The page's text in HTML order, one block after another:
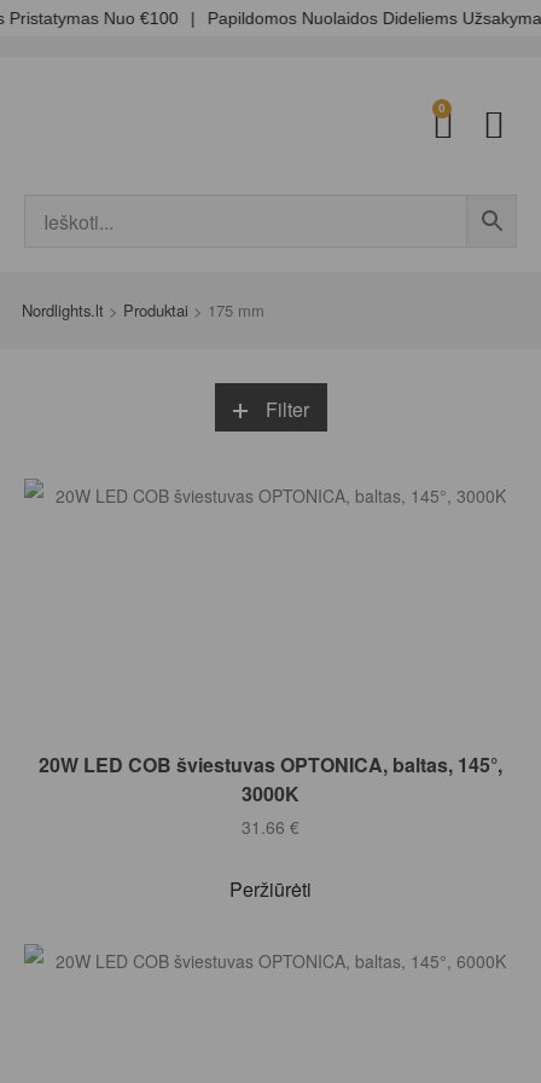
Nuo €100 Papildomos Nuolaidos Dideliems
0
Nordlights.lt > Produktai > 175 mm
Filter
Į KREPŠELĮ
20W LED COB šviestuvas OPTONICA, baltas, 145°,
3000K
31.66 €
Peržiūrėti